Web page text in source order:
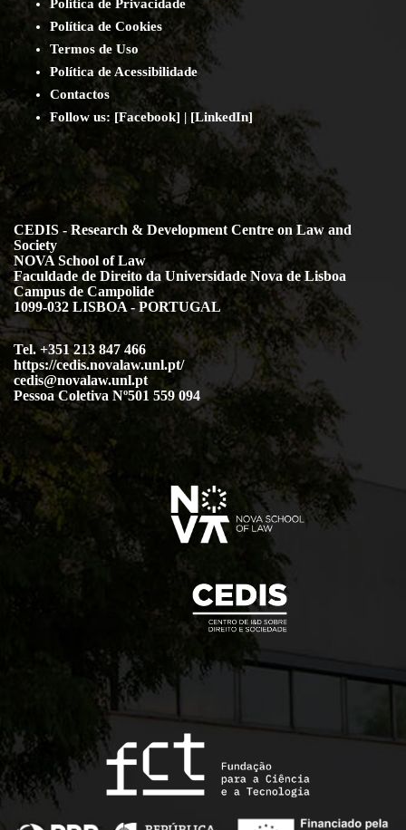
Política de Privacidade
Política de Cookies
Termos de Uso
Política de Acessibilidade
Contactos
Follow us: [Facebook] | [LinkedIn]
CEDIS - Research & Development Centre on Law and
Society
NOVA School of Law
Faculdade de Direito da Universidade Nova de Lisboa
Campus de Campolide
1099-032 LISBOA - PORTUGAL
Tel. +351 213 847 466
https://cedis.novalaw.unl.pt/
cedis@novalaw.unl.pt
Pessoa Coletiva Nº501 559 094